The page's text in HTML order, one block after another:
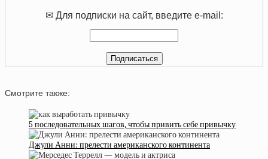
✉ Для подписки на сайт, введите e-mail:
Смотрите также:
5 последовательных шагов, чтобы привить себе привычку
Джули Анни: прелести американского континента